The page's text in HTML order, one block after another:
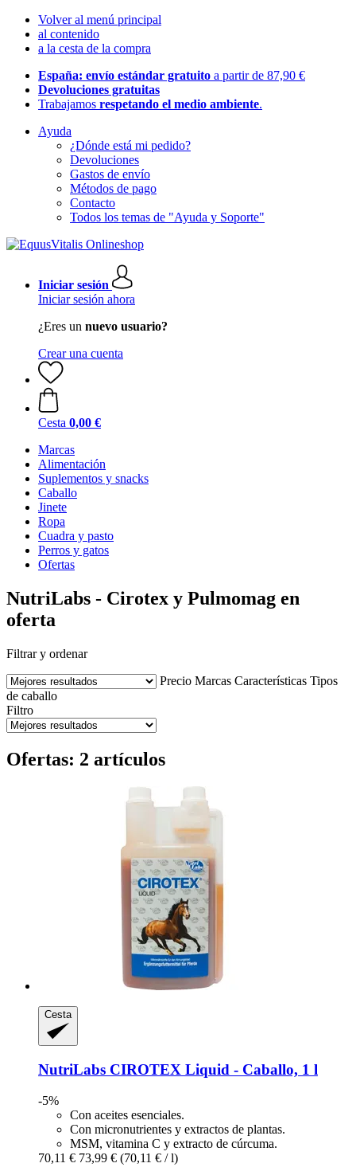
Volver al menú principal
al contenido
a la cesta de la compra
España: envío estándar gratuito a partir de 87,90 €
Devoluciones gratuitas
Trabajamos respetando el medio ambiente.
Ayuda
¿Dónde está mi pedido?
Devoluciones
Gastos de envío
Métodos de pago
Contacto
Todos los temas de "Ayuda y Soporte"
Iniciar sesión
Iniciar sesión ahora
¿Eres un nuevo usuario?
Crear una cuenta
Cesta 0,00 €
Marcas
Alimentación
Suplementos y snacks
Caballo
Jinete
Ropa
Cuadra y pasto
Perros y gatos
Ofertas
NutriLabs - Cirotex y Pulmomag en
oferta
Filtrar y ordenar
Precio Marcas Características Tipos
de caballo
Filtro
Ofertas: 2 artículos
Cesta
NutriLabs CIROTEX Liquid -​ Caballo, 1 l
-5%
Con aceites esenciales.
Con micronutrientes y extractos de plantas.
MSM, vitamina C y extracto de cúrcuma.
70,11 € 73,99 € (70,11 € / l)